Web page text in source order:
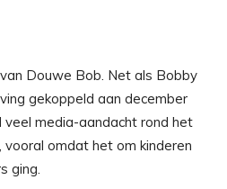
Douwe Bob. Net als Bobby
gekoppeld aan december
media-aandacht rond het
omdat het om kinderen
ging.